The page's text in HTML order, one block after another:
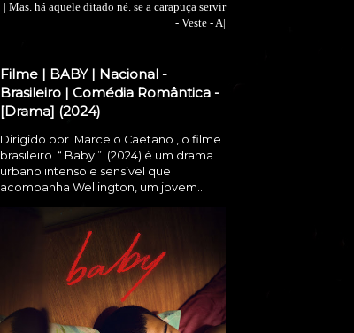
| Mas. há aquele ditado né. se a carapuça servir
- Veste - A|
Filme | BABY | Nacional -
Brasileiro | Comédia Romântica -
[Drama] (2024)
Dirigido por Marcelo Caetano , o filme
brasileiro “ Baby ” (2024) é um drama
urbano intenso e sensível que
acompanha Wellington, um jovem...